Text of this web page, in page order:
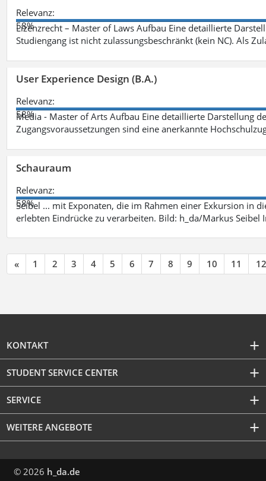
Relevanz:
58%
Lizenzrecht – Master of Laws Aufbau Eine detaillierte
Studiengang ist nicht zulassungsbeschränkt (kein NC). Als
User Experience Design (B.A.)
Relevanz:
58%
Media - Master of Arts Aufbau Eine detaillierte Darstellung
Zugangsvoraussetzungen sind eine anerkannte
Schauraum
Relevanz:
58%
Seibel ... mit Exponaten, die im Rahmen einer Exkursion in
erlebten Eindrücke zu verarbeiten. Bild: h_da/Markus Seibel
« 1 2 3 4 5 6 7 8 9 10 11 12
KONTAKT
STUDENT SERVICE CENTER
SERVICE
WEITERE ANGEBOTE
© 2026 h_da.de